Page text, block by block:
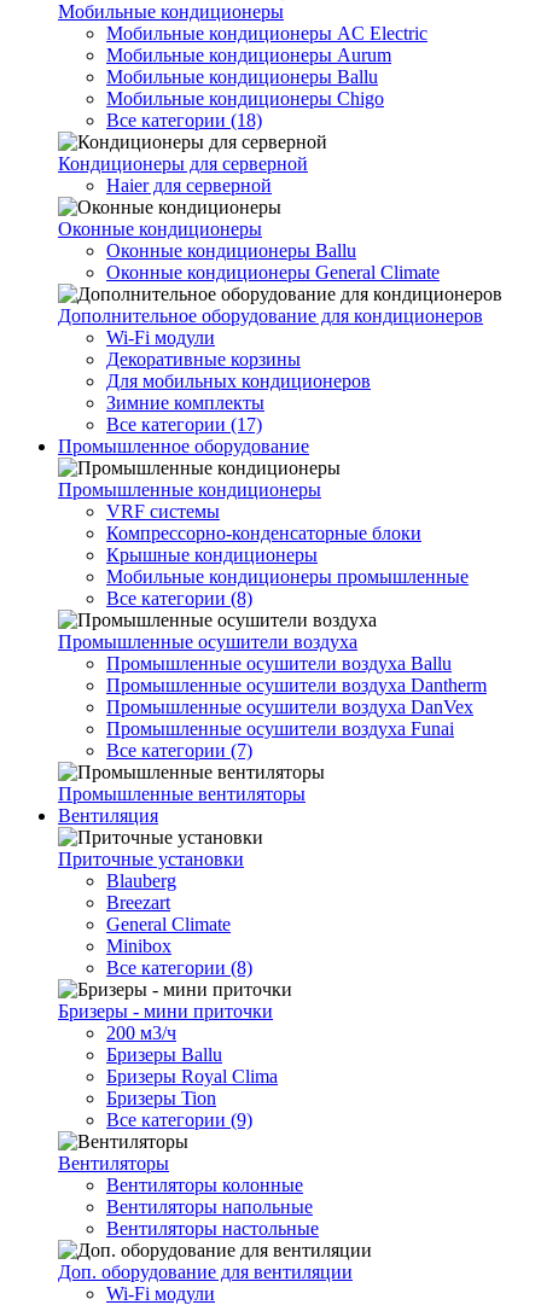
Мобильные кондиционеры
Мобильные кондиционеры AC Electric
Мобильные кондиционеры Aurum
Мобильные кондиционеры Ballu
Мобильные кондиционеры Chigo
Все категории (18)
Кондиционеры для серверной
Haier для серверной
Оконные кондиционеры
Оконные кондиционеры Ballu
Оконные кондиционеры General Climate
Дополнительное оборудование для кондиционеров
Wi-Fi модули
Декоративные корзины
Для мобильных кондиционеров
Зимние комплекты
Все категории (17)
Промышленное оборудование
Промышленные кондиционеры
VRF системы
Компрессорно-конденсаторные блоки
Крышные кондиционеры
Мобильные кондиционеры промышленные
Все категории (8)
Промышленные осушители воздуха
Промышленные осушители воздуха Ballu
Промышленные осушители воздуха Dantherm
Промышленные осушители воздуха DanVex
Промышленные осушители воздуха Funai
Все категории (7)
Промышленные вентиляторы
Вентиляция
Приточные установки
Blauberg
Breezart
General Climate
Minibox
Все категории (8)
Бризеры - мини приточки
200 м3/ч
Бризеры Ballu
Бризеры Royal Clima
Бризеры Tion
Все категории (9)
Вентиляторы
Вентиляторы колонные
Вентиляторы напольные
Вентиляторы настольные
Доп. оборудование для вентиляции
Wi-Fi модули